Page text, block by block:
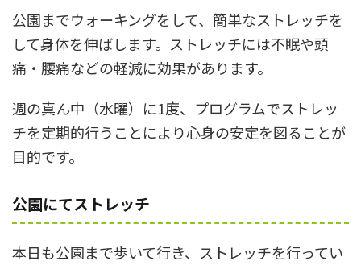
公園までウォーキングをして、簡単なストレッチを
して身体を伸ばします。ストレッチには不眠や頭
痛・腰痛などの軽減に効果があります。
週の真ん中（水曜）に1度、プログラムでストレッ
チを定期的行うことにより心身の安定を図ることが
目的です。
公園にてストレッチ
本日も公園まで歩いて行き、ストレッチを行ってい